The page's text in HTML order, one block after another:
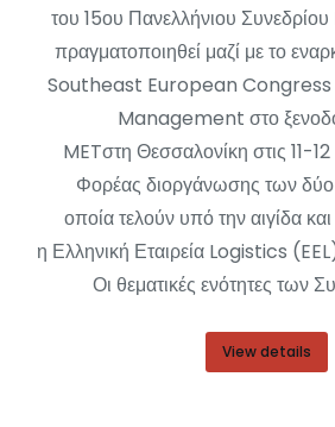
του 15ου Πανελλήνιου
πραγματοποιηθεί μαζί με το
Southeast European
Management στο
METστη Θεσσαλονίκη στις 11-
Φορέας διοργάνωσης των
οποία τελούν υπό την αιγίδα
η Ελληνική Εταιρεία Logistics
Οι θεματικές ενότητες των
View details